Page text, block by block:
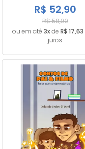
R$ 52,90
R$ 58,90
ou em até 3xde R$ 17,63
juros